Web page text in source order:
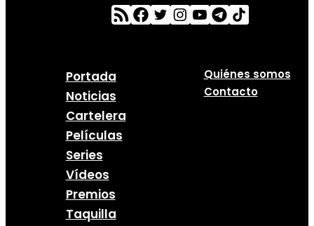
Portada
Noticias
Cartelera
Películas
Series
Vídeos
Premios
Taquilla
Quiénes somos
Contacto